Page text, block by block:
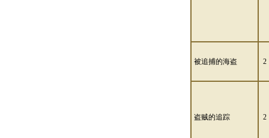
被追捕的海盗 2
盗贼的追踪 2